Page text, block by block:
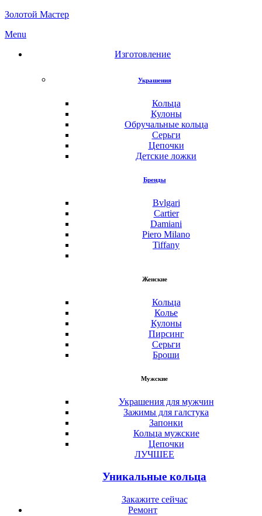
Золотой Мастер
Menu
Изготовление
Украшения
Кольца
Кулоны
Обручальные кольца
Серьги
Цепочки
Детские ложки
Бренды
Bvlgari
Cartier
Damiani
Piero Milano
Tiffany
Женские
Кольца
Колье
Кулоны
Пирсинг
Серьги
Броши
Мужские
Украшения для мужчин
Зажимы для галстука
Запонки
Кольца мужские
Цепочки
ЛУЧШЕЕ
Уникальные кольца
Закажите сейчас
Ремонт